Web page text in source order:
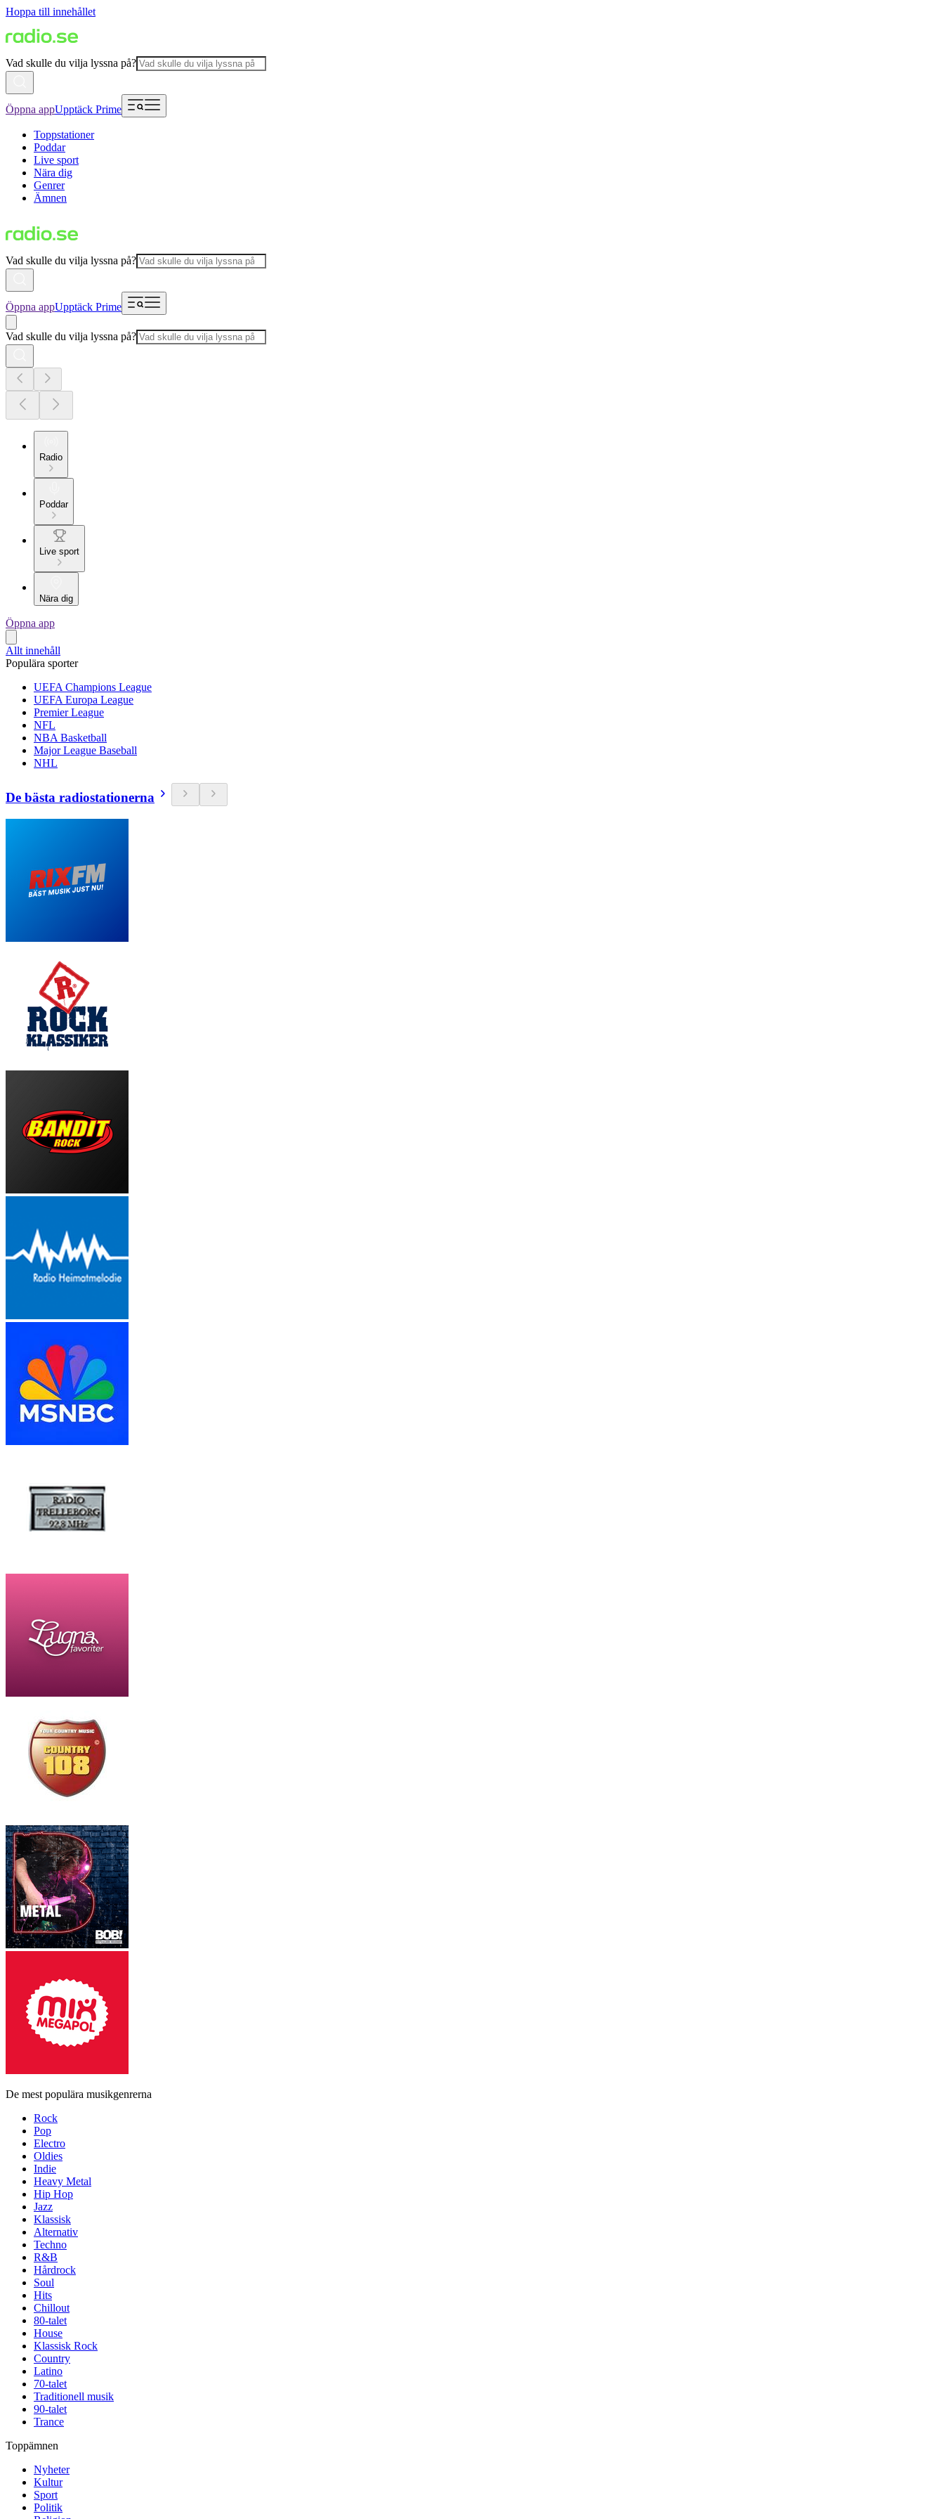
Hoppa till innehållet
Vad skulle du vilja lyssna på?
Öppna appUpptäck Prime
Toppstationer
Poddar
Live sport
Nära dig
Genrer
Ämnen
Vad skulle du vilja lyssna på?
Öppna appUpptäck Prime
Vad skulle du vilja lyssna på?
Radio
Poddar
Live sport
Nära dig
Öppna app
Allt innehåll
Populära sporter
UEFA Champions League
UEFA Europa League
Premier League
NFL
NBA Basketball
Major League Baseball
NHL
De bästa radiostationerna
De mest populära musikgenrerna
Rock
Pop
Electro
Oldies
Indie
Heavy Metal
Hip Hop
Jazz
Klassisk
Alternativ
Techno
R&B
Hårdrock
Soul
Hits
Chillout
80-talet
House
Klassisk Rock
Country
Latino
70-talet
Traditionell musik
90-talet
Trance
Toppämnen
Nyheter
Kultur
Sport
Politik